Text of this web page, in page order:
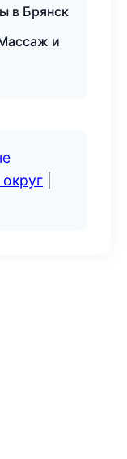
в Брянск
и